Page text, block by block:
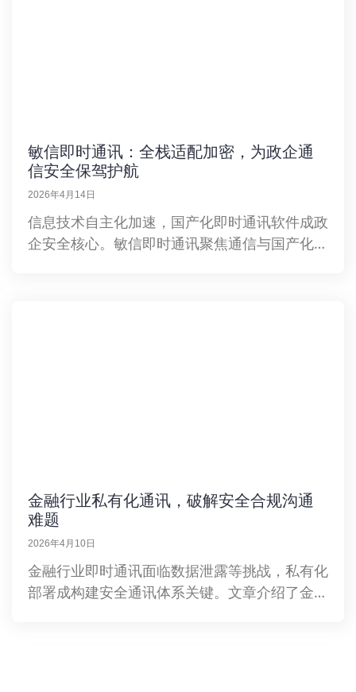
敏信即时通讯：全栈适配加密，为政企通
信安全保驾护航
2026年4月14日
信息技术自主化加速，国产化即时通讯软件成政
企安全核心。敏信即时通讯聚焦通信与国产化生
金融行业私有化通讯，破解安全合规沟通
难题
2026年4月10日
金融行业即时通讯面临数据泄露等挑战，私有化
部署成构建安全通讯体系关键。文章介绍了金融